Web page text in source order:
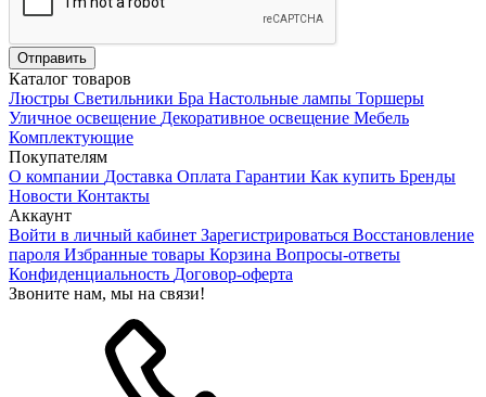
Каталог товаров
Люстры Светильники Бра Настольные лампы Торшеры
Уличное освещение Декоративное освещение Мебель
Комплектующие
Покупателям
О компании Доставка Оплата Гарантии Как купить Бренды
Новости Контакты
Аккаунт
Войти в личный кабинет Зарегистрироваться Восстановление
пароля Избранные товары Корзина Вопросы-ответы
Конфиденциальность Договор-оферта
Звоните нам, мы на связи!